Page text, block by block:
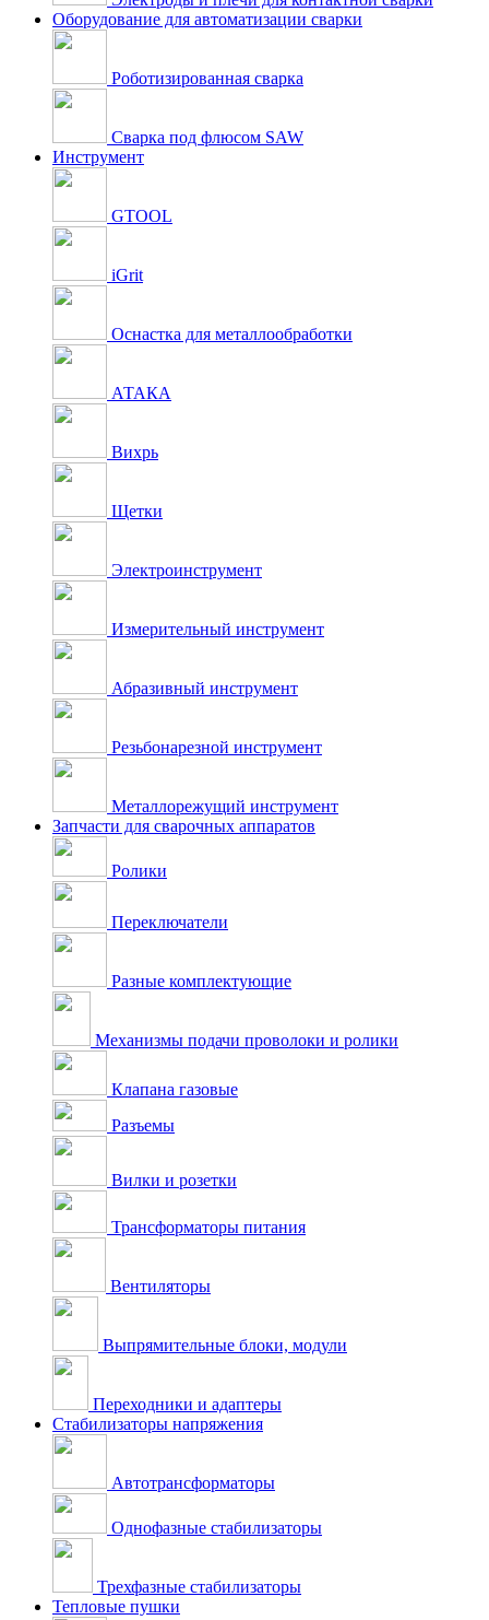
Оборудование для автоматизации сварки
Роботизированная сварка
Сварка под флюсом SAW
Инструмент
GTOOL
iGrit
Оснастка для металлообработки
АТАКА
Вихрь
Щетки
Электроинструмент
Измерительный инструмент
Абразивный инструмент
Резьбонарезной инструмент
Металлорежущий инструмент
Запчасти для сварочных аппаратов
Ролики
Переключатели
Разные комплектующие
Механизмы подачи проволоки и ролики
Клапана газовые
Разъемы
Вилки и розетки
Трансформаторы питания
Вентиляторы
Выпрямительные блоки, модули
Переходники и адаптеры
Стабилизаторы напряжения
Автотрансформаторы
Однофазные стабилизаторы
Трехфазные стабилизаторы
Тепловые пушки